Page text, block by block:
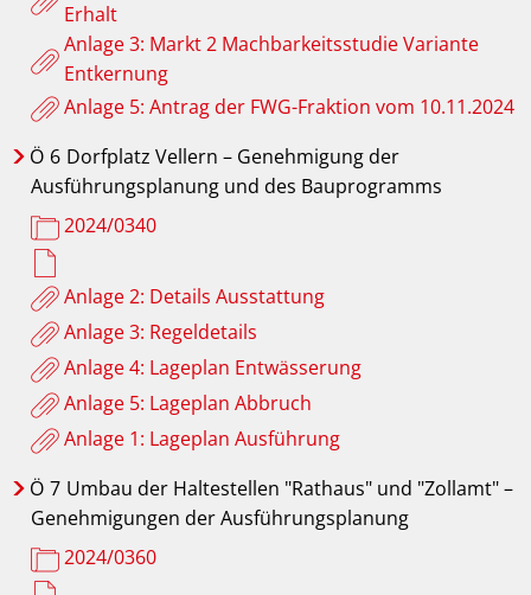
Erhalt
Anlage 3: Markt 2 Machbarkeitsstudie Variante
Entkernung
Anlage 5: Antrag der FWG-Fraktion vom 10.11.2024
Ö 6 Dorfplatz Vellern – Genehmigung der
Ausführungsplanung und des Bauprogramms
2024/0340
Anlage 2: Details Ausstattung
Anlage 3: Regeldetails
Anlage 4: Lageplan Entwässerung
Anlage 5: Lageplan Abbruch
Anlage 1: Lageplan Ausführung
Ö 7 Umbau der Haltestellen "Rathaus" und "Zollamt" –
Genehmigungen der Ausführungsplanung
2024/0360